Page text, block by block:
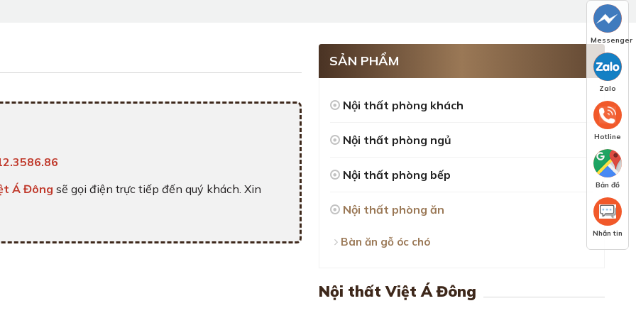
Á Đông sẽ gọi điện trực tiếp đến quý khách. Xin
SẢN PHẨM
Nội thất phòng khách
Nội thất phòng ngủ
Nội thất phòng bếp
Nội thất phòng ăn
Bàn ăn gỗ óc chó
Nội thất Việt Á Đông
Messenger
Zalo
Hotline
Bản đồ
Nhắn tin